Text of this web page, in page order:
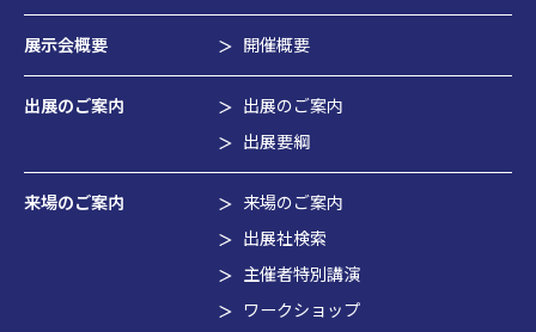
展示会概要 開催概要
出展のご案内
出展のご案内
出展要綱
来場のご案内
来場のご案内
出展社検索
主催者特別講演
ワークショップ